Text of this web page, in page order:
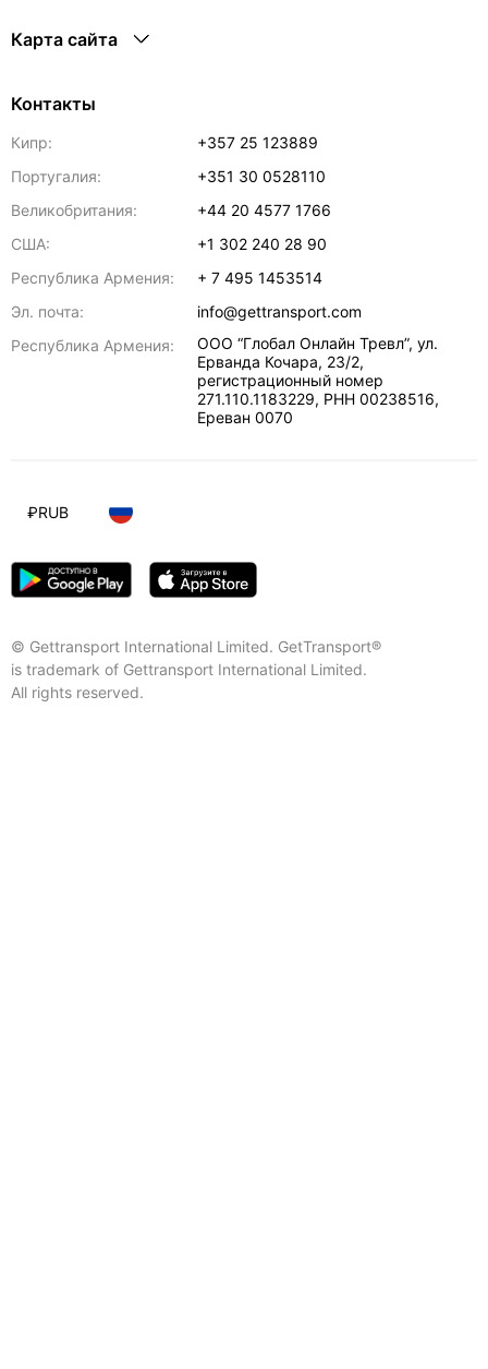
Карта сайта
Контакты
Кипр:
+357 25 123889
Португалия:
+351 30 0528110
Великобритания:
+44 20 4577 1766
США:
+1 302 240 28 90
Республика Армения:
+ 7 495 1453514
Эл. почта:
info@gettransport.com
Республика Армения:
ООО “Глобал Онлайн Тревл”, ул.
Ерванда Кочара, 23/2,
регистрационный номер
271.110.1183229, РНН 00238516,
Ереван 0070
© Gettransport International Limited. GetTransport®
is trademark of Gettransport International Limited.
All rights reserved.
₽RUB